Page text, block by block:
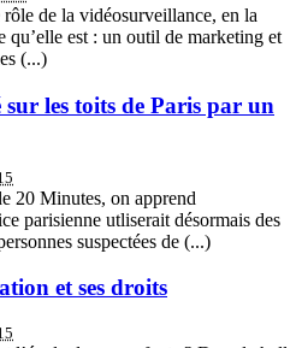
de la vidéosurveillance, en la
qu’elle est : un outil de marketing et
(...)
les toits de Paris par un
20 Minutes, on apprend
parisienne utliserait désormais des
suspectées de (...)
et ses droits